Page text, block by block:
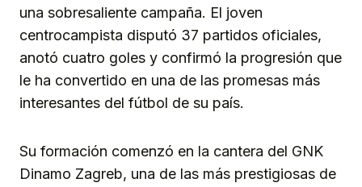
una sobresaliente campaña. El joven
centrocampista disputó 37 partidos oficiales,
anotó cuatro goles y confirmó la progresión que
le ha convertido en una de las promesas más
interesantes del fútbol de su país.
Su formación comenzó en la cantera del GNK
Dinamo Zagreb, una de las más prestigiosas de